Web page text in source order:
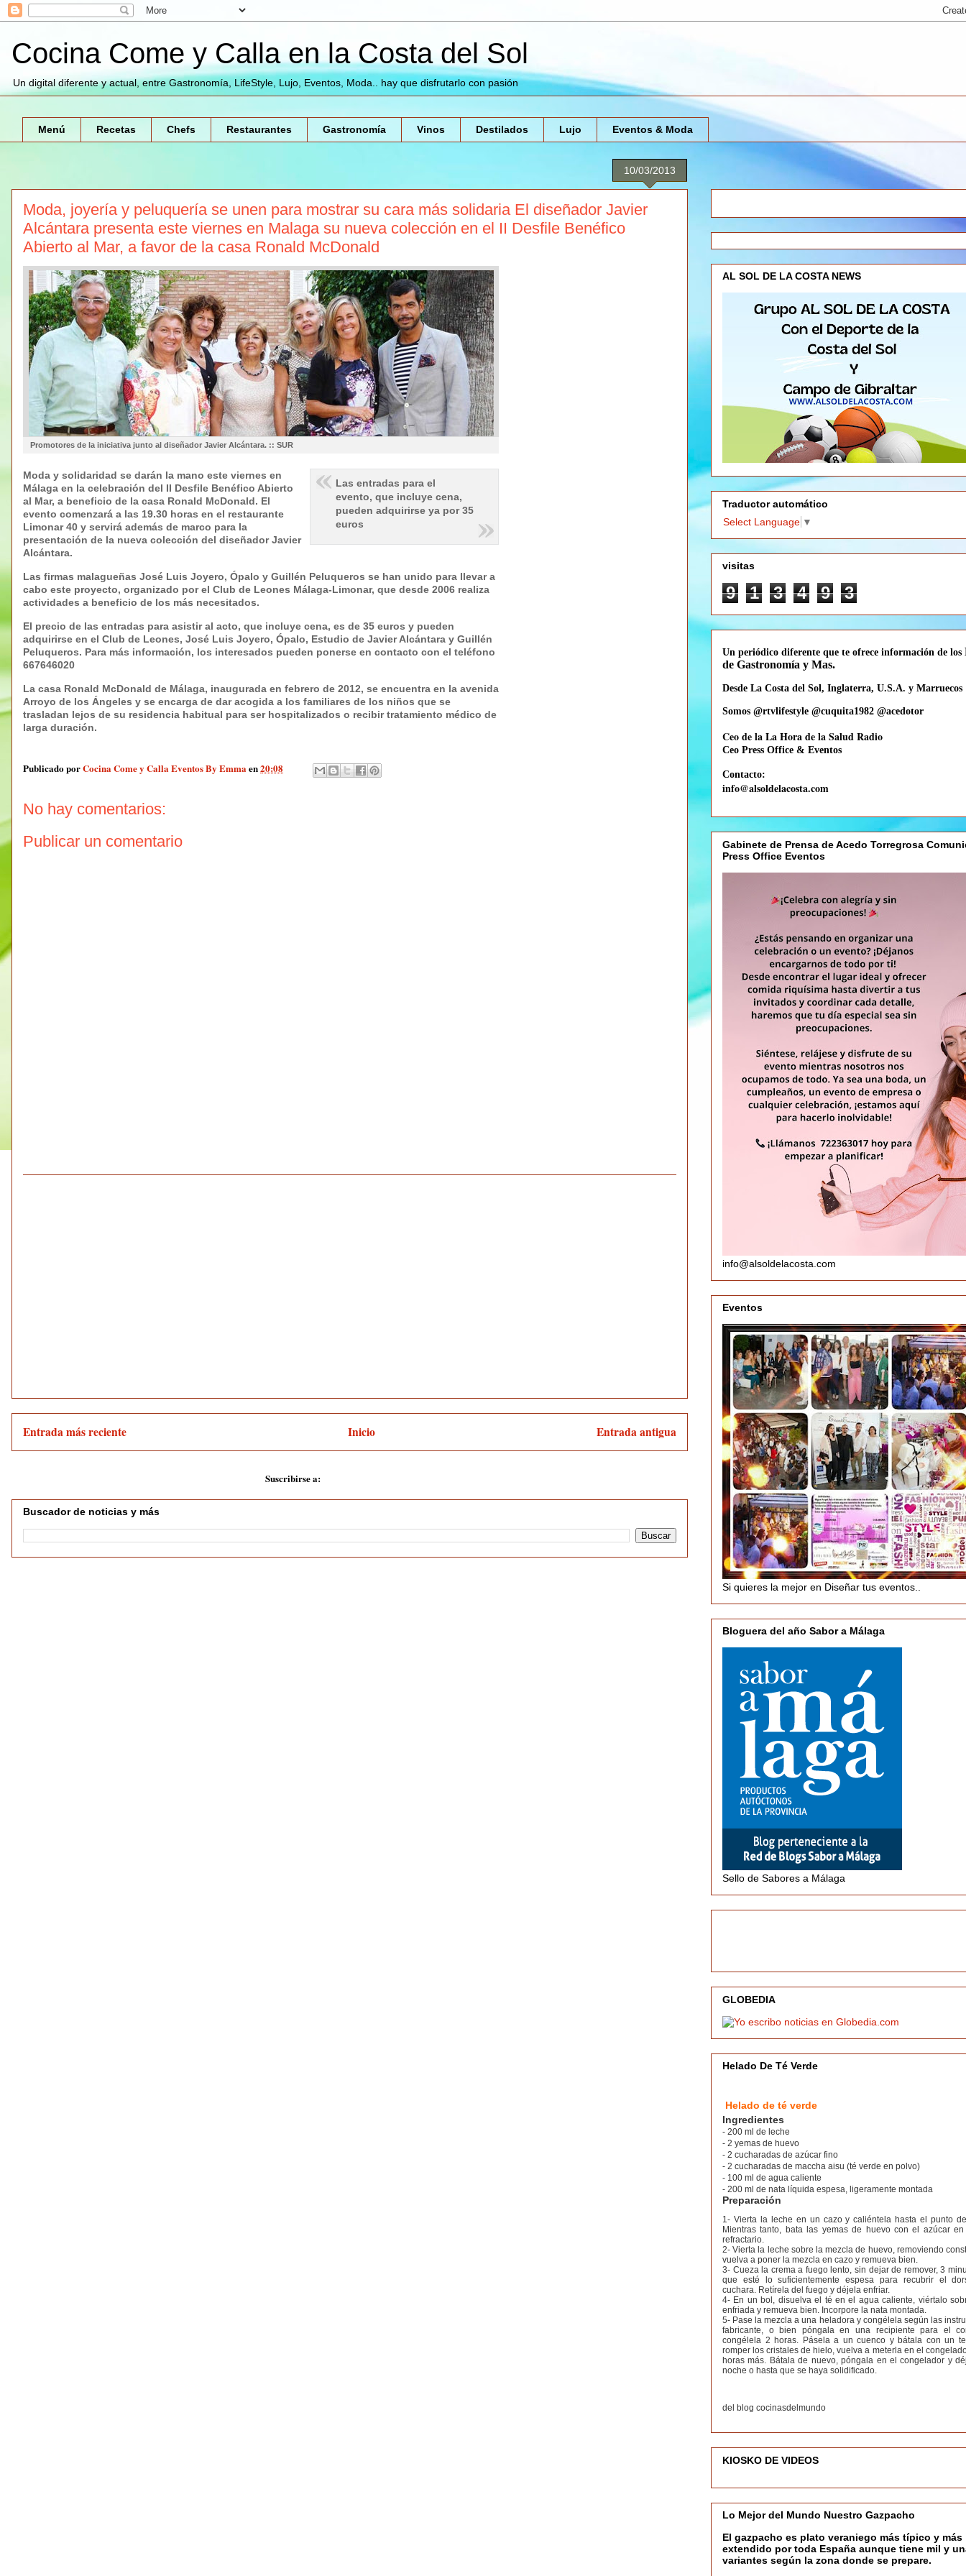
Cocina Come y Calla en la Costa del Sol
Un digital diferente y actual, entre Gastronomía, LifeStyle, Lujo, Eventos, Moda.. hay que disfrutarlo con pasión
Menú Recetas Chefs Restaurantes Gastronomía Vinos Destilados Lujo Eventos & Moda
10/03/2013
Moda, joyería y peluquería se unen para mostrar su cara más solidaria El diseñador Javier
Alcántara presenta este viernes en Malaga su nueva colección en el II Desfile Benéfico
Abierto al Mar, a favor de la casa Ronald McDonald
Promotores de la iniciativa junto al diseñador Javier Alcántara. :: SUR
Las entradas para el
evento, que incluye cena,
pueden adquirirse ya por 35
euros
Moda y solidaridad se darán la mano este viernes en
Málaga en la celebración del II Desfile Benéfico Abierto
al Mar, a beneficio de la casa Ronald McDonald. El
evento comenzará a las 19.30 horas en el restaurante
Limonar 40 y servirá además de marco para la
presentación de la nueva colección del diseñador Javier
Alcántara.
Las firmas malagueñas José Luis Joyero, Ópalo y Guillén Peluqueros se han unido para llevar a
cabo este proyecto, organizado por el Club de Leones Málaga-Limonar, que desde 2006 realiza
actividades a beneficio de los más necesitados.
El precio de las entradas para asistir al acto, que incluye cena, es de 35 euros y pueden
adquirirse en el Club de Leones, José Luis Joyero, Ópalo, Estudio de Javier Alcántara y Guillén
Peluqueros. Para más información, los interesados pueden ponerse en contacto con el teléfono
667646020
La casa Ronald McDonald de Málaga, inaugurada en febrero de 2012, se encuentra en la avenida
Arroyo de los Ángeles y se encarga de dar acogida a los familiares de los niños que se
trasladan lejos de su residencia habitual para ser hospitalizados o recibir tratamiento médico de
larga duración.
Publicado porCocina Come y Calla Eventos By Emmaen20:08
No hay comentarios:
Publicar un comentario
Entrada más reciente Entrada antigua
Inicio
Suscribirse a:
Buscador de noticias y más
AL SOL DE LA COSTA NEWS
Traductor automático
Select Language ▼
visitas
9 1 3 4 9 3
Un periódico diferente que te ofrece información de los
de Gastronomía y Mas.
Desde La Costa del Sol, Inglaterra, U.S.A. y Marruecos
Somos @rtvlifestyle @cuquita1982 @acedotor
Ceo de la La Hora de la Salud Radio
Ceo Press Office & Eventos
Contacto:
info@alsoldelacosta.com
Gabinete de Prensa de Acedo Torregrosa
Press Office Eventos
info@alsoldelacosta.com
Eventos
Si quieres la mejor en Diseñar tus eventos..
Bloguera del año Sabor a Málaga
Sello de Sabores a Málaga
GLOBEDIA
Helado De Té Verde
Helado de té verde
Ingredientes
- 200 ml de leche
- 2 yemas de huevo
- 2 cucharadas de azúcar fino
- 2 cucharadas de maccha aisu (té verde en polvo)
- 100 ml de agua caliente
- 200 ml de nata líquida espesa, ligeramente montada
Preparación
1- Vierta la leche en un cazo y caliéntela hasta el punto
Mientras tanto, bata las yemas de huevo con el azúcar
refractario.
2- Vierta la leche sobre la mezcla de huevo, removiendo
vuelva a poner la mezcla en cazo y remueva bien.
3- Cueza la crema a fuego lento, sin dejar de remover, 3
que esté lo suficientemente espesa para recubrir el
cuchara. Retírela del fuego y déjela enfriar.
4- En un bol, disuelva el té en el agua caliente, viértalo
enfriada y remueva bien. Incorpore la nata montada.
5- Pase la mezcla a una heladora y congélela según las
fabricante, o bien póngala en una recipiente para el
congélela 2 horas. Pásela a un cuenco y bátala con un
romper los cristales de hielo, vuelva a meterla en el
horas más. Bátala de nuevo, póngala en el congelador y
noche o hasta que se haya solidificado.
del blog cocinasdelmundo
KIOSKO DE VIDEOS
Lo Mejor del Mundo Nuestro Gazpacho
El gazpacho es plato veraniego más típico y más
extendido por toda España aunque tiene mil y
variantes según la zona donde se prepare.